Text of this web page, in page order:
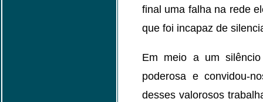
final uma falha na rede
que foi incapaz de
Em meio a um
poderosa e convidou-
desses valorosos